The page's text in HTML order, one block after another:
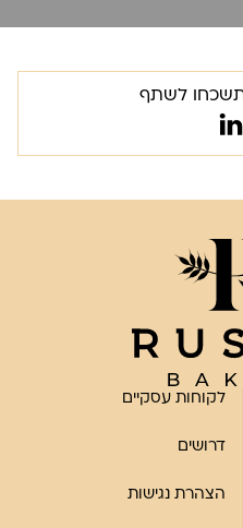
לשתף
לקוחות עסקיים
דרושים
הצהרת נגישות